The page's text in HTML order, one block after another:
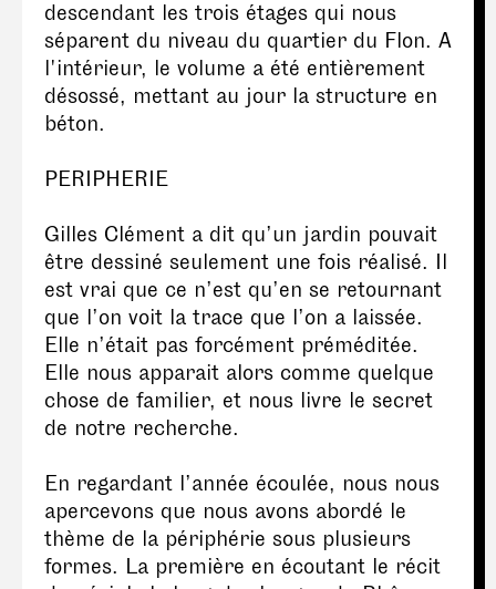
descendant les trois étages qui nous
séparent du niveau du quartier du Flon. A
l'intérieur, le volume a été entièrement
désossé, mettant au jour la structure en
béton.
PERIPHERIE
Gilles Clément a dit qu’un jardin pouvait
être dessiné seulement une fois réalisé. Il
est vrai que ce n’est qu’en se retournant
que l’on voit la trace que l’on a laissée.
Elle n’était pas forcément préméditée.
Elle nous apparait alors comme quelque
chose de familier, et nous livre le secret
de notre recherche.
En regardant l’année écoulée, nous nous
apercevons que nous avons abordé le
thème de la périphérie sous plusieurs
formes. La première en écoutant le récit